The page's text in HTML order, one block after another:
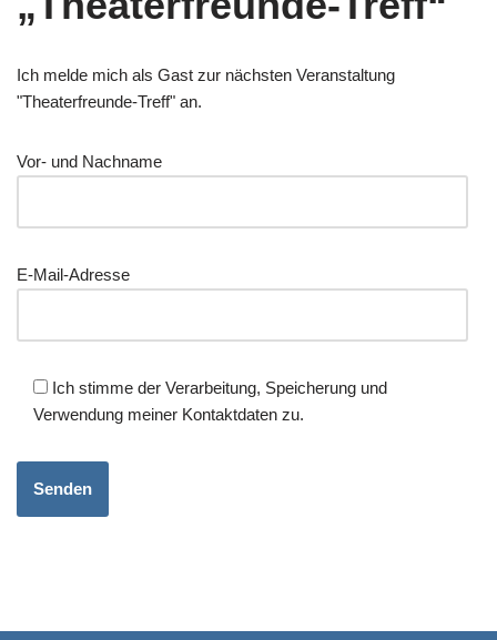
Ich melde mich als Gast zur nächsten Veranstaltung
"Theaterfreunde-Treff" an.
Vor- und Nachname
E-Mail-Adresse
Ich stimme der Verarbeitung, Speicherung und
Verwendung meiner Kontaktdaten zu.